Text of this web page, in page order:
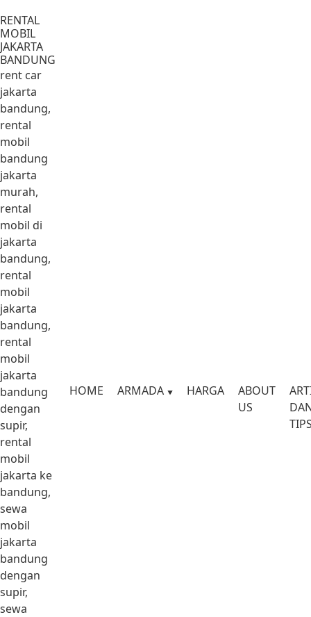
RENTAL
MOBIL
JAKARTA
BANDUNG
rent car
jakarta
bandung,
rental
mobil
bandung
jakarta
murah,
rental
mobil di
jakarta
bandung,
rental
mobil
jakarta
bandung,
rental
mobil
jakarta
bandung
dengan
supir,
rental
mobil
jakarta ke
bandung,
sewa
mobil
jakarta
bandung
dengan
supir,
sewa
HOME ARMADA HARGA
ABOUT
US